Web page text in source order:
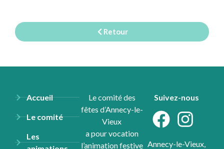
Retour
Accueil
Le comité
Les
Le comité des
fêtes d’Annecy-le-
Vieux
a pour vocation
l’animation festive
Suivez-nous
Annecy-le-Vieux,